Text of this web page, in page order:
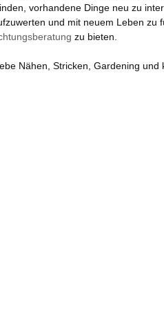
vorhandene Dinge neu zu
und mit neuem Leben zu
zu bieten.
Nähen, Stricken, Gardening und